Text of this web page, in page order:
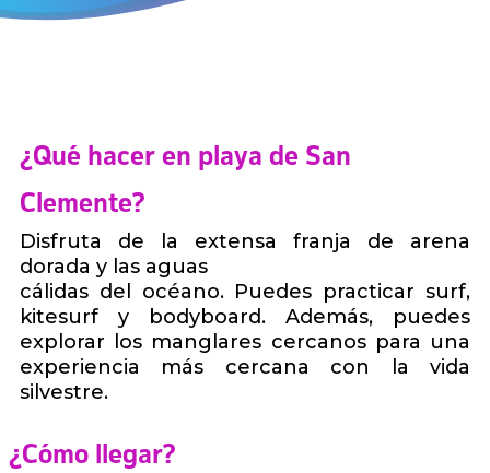
¿Qué hacer en playa de San
Clemente?
Disfruta de la extensa franja de arena
dorada y las aguas
cálidas del océano. Puedes practicar surf,
kitesurf y bodyboard. Además, puedes
explorar los manglares cercanos para una
experiencia más cercana con la vida
silvestre.
¿Cómo llegar?